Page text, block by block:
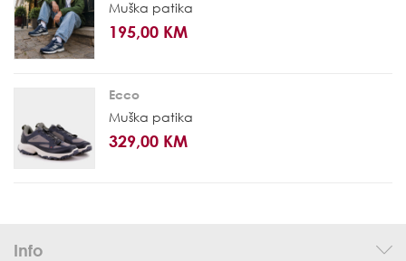
Muška patika
195,00 KM
Ecco
Muška patika
329,00 KM
Info